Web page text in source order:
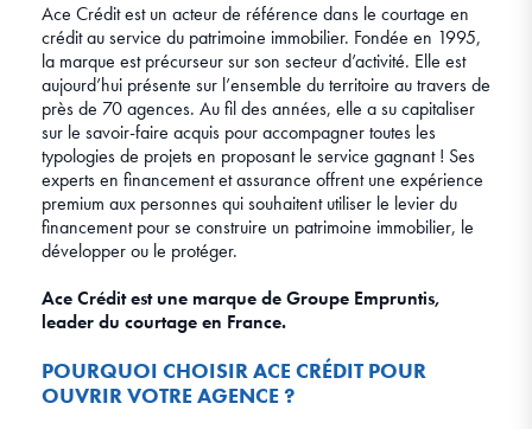
Ace Crédit est un acteur de référence dans le courtage en
crédit au service du patrimoine immobilier. Fondée en 1995,
la marque est précurseur sur son secteur d’activité. Elle est
aujourd’hui présente sur l’ensemble du territoire au travers de
près de 70 agences. Au fil des années, elle a su capitaliser
sur le savoir-faire acquis pour accompagner toutes les
typologies de projets en proposant le service gagnant ! Ses
experts en financement et assurance offrent une expérience
premium aux personnes qui souhaitent utiliser le levier du
financement pour se construire un patrimoine immobilier, le
développer ou le protéger.
Ace Crédit est une marque de Groupe Empruntis,
leader du courtage en France.
POURQUOI CHOISIR ACE CRÉDIT POUR
OUVRIR VOTRE AGENCE ?